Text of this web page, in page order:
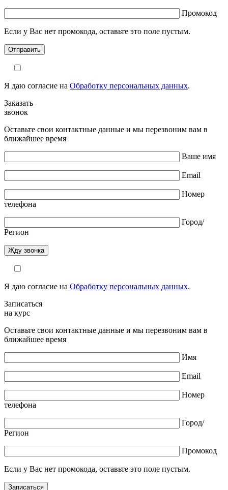
Промокод
Если у Вас нет промокода, оставьте это поле пустым.
Я даю согласие на Обработку персональных данных.
Заказать
звонок
Оставьте свои контактные данные и мы перезвоним вам в
ближайшее время
Ваше имя
Email
Номер
телефона
Город/
Регион
Я даю согласие на Обработку персональных данных.
Записаться
на курс
Оставьте свои контактные данные и мы перезвоним вам в
ближайшее время
Имя
Email
Номер
телефона
Город/
Регион
Промокод
Если у Вас нет промокода, оставьте это поле пустым.